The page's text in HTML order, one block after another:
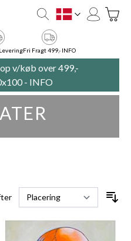
DK
Fri Fragt 499,- INFO
v/køb over 499,-
- INFO